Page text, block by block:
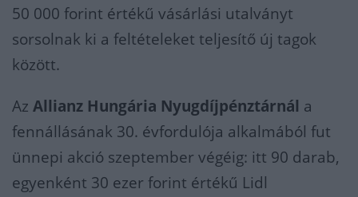
50 000 forint értékű vásárlási utalványt
sorsolnak ki a feltételeket teljesítő új tagok
között.
Az Allianz Hungária Nyugdíjpénztárnál a
fennállásának 30. évfordulója alkalmából fut
ünnepi akció szeptember végéig: itt 90 darab,
egyenként 30 ezer forint értékű Lidl